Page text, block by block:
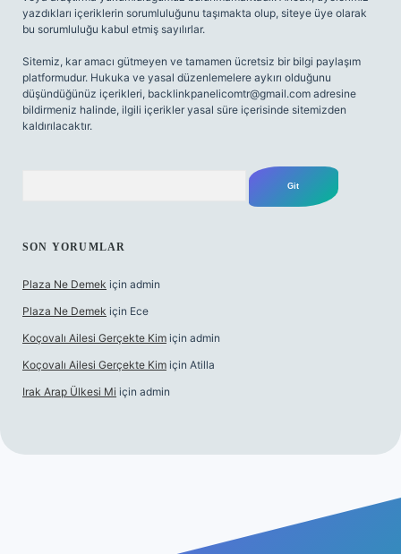
yazdıkları içeriklerin sorumluluğunu taşımakta olup, siteye üye olarak
bu sorumluluğu kabul etmiş sayılırlar.
Sitemiz, kar amacı gütmeyen ve tamamen ücretsiz bir bilgi paylaşım
platformudur. Hukuka ve yasal düzenlemelere aykırı olduğunu
düşündüğünüz içerikleri, backlinkpanelicomtr@gmail.com adresine
bildirmeniz halinde, ilgili içerikler yasal süre içerisinde sitemizden
kaldırılacaktır.
SON YORUMLAR
Plaza Ne Demek için admin
Plaza Ne Demek için Ece
Koçovalı Ailesi Gerçekte Kim için admin
Koçovalı Ailesi Gerçekte Kim için Atilla
Irak Arap Ülkesi Mi için admin